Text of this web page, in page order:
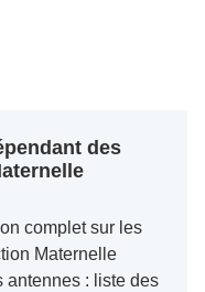
des
complet sur les
Maternelle
antennes : liste des